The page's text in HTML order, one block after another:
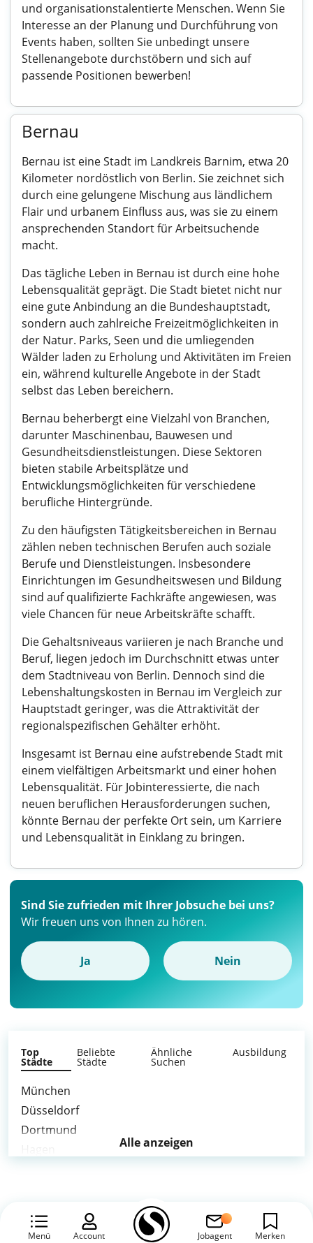
und organisationstalentierte Menschen. Wenn Sie
Interesse an der Planung und Durchführung von
Events haben, sollten Sie unbedingt unsere
Stellenangebote durchstöbern und sich auf
passende Positionen bewerben!
Bernau
Bernau ist eine Stadt im Landkreis Barnim, etwa 20
Kilometer nordöstlich von Berlin. Sie zeichnet sich
durch eine gelungene Mischung aus ländlichem
Flair und urbanem Einfluss aus, was sie zu einem
ansprechenden Standort für Arbeitsuchende
macht.
Das tägliche Leben in Bernau ist durch eine hohe
Lebensqualität geprägt. Die Stadt bietet nicht nur
eine gute Anbindung an die Bundeshauptstadt,
sondern auch zahlreiche Freizeitmöglichkeiten in
der Natur. Parks, Seen und die umliegenden
Wälder laden zu Erholung und Aktivitäten im Freien
ein, während kulturelle Angebote in der Stadt
selbst das Leben bereichern.
Bernau beherbergt eine Vielzahl von Branchen,
darunter Maschinenbau, Bauwesen und
Gesundheitsdienstleistungen. Diese Sektoren
bieten stabile Arbeitsplätze und
Entwicklungsmöglichkeiten für verschiedene
berufliche Hintergründe.
Zu den häufigsten Tätigkeitsbereichen in Bernau
zählen neben technischen Berufen auch soziale
Berufe und Dienstleistungen. Insbesondere
Einrichtungen im Gesundheitswesen und Bildung
sind auf qualifizierte Fachkräfte angewiesen, was
viele Chancen für neue Arbeitskräfte schafft.
Die Gehaltsniveaus variieren je nach Branche und
Beruf, liegen jedoch im Durchschnitt etwas unter
dem Stadtniveau von Berlin. Dennoch sind die
Lebenshaltungskosten in Bernau im Vergleich zur
Hauptstadt geringer, was die Attraktivität der
regionalspezifischen Gehälter erhöht.
Insgesamt ist Bernau eine aufstrebende Stadt mit
einem vielfältigen Arbeitsmarkt und einer hohen
Lebensqualität. Für Jobinteressierte, die nach
neuen beruflichen Herausforderungen suchen,
könnte Bernau der perfekte Ort sein, um Karriere
und Lebensqualität in Einklang zu bringen.
Menü Account Jobagent Merken
Sind Sie zufrieden mit Ihrer Jobsuche bei uns?
Wir freuen uns von Ihnen zu hören.
Ja Nein
Top
Städte
Beliebte
Städte
Ähnliche
Suchen
Ausbildung
München
Düsseldorf
Dortmund
Alle anzeigen